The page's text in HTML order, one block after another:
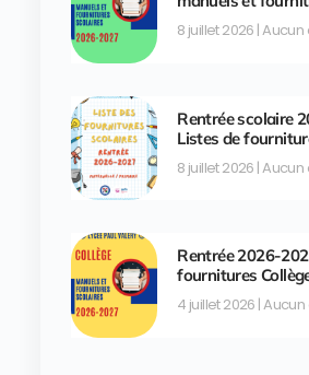
8 juillet 2026
Rentrée scolaire
Listes de
8 juillet 2026
Rentrée 2026-
fournitures
4 juillet 2026